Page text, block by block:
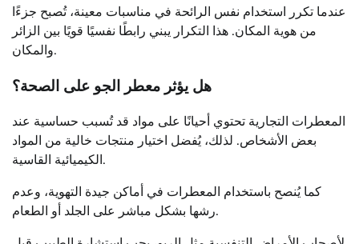
عندما تكرر استخدام نفس الرائحة في مناسبات معينة، تُصبح جزءًا
من هوية المكان. هذا التكرار يبني رابطًا نفسيًا قويًا بين الزائر
والمكان.
هل يؤثر معطر الجو على الصحة؟
المعطرات التجارية تحتوي أحيانًا على مواد قد تُسبب حساسية عند
بعض الأشخاص. لذلك، يُفضل اختيار منتجات خالية من المواد
الكيميائية القاسية.
كما يُنصح باستخدام المعطرات في أماكن جيدة التهوية، وعدم
رشها بشكل مباشر على الجلد أو الطعام.